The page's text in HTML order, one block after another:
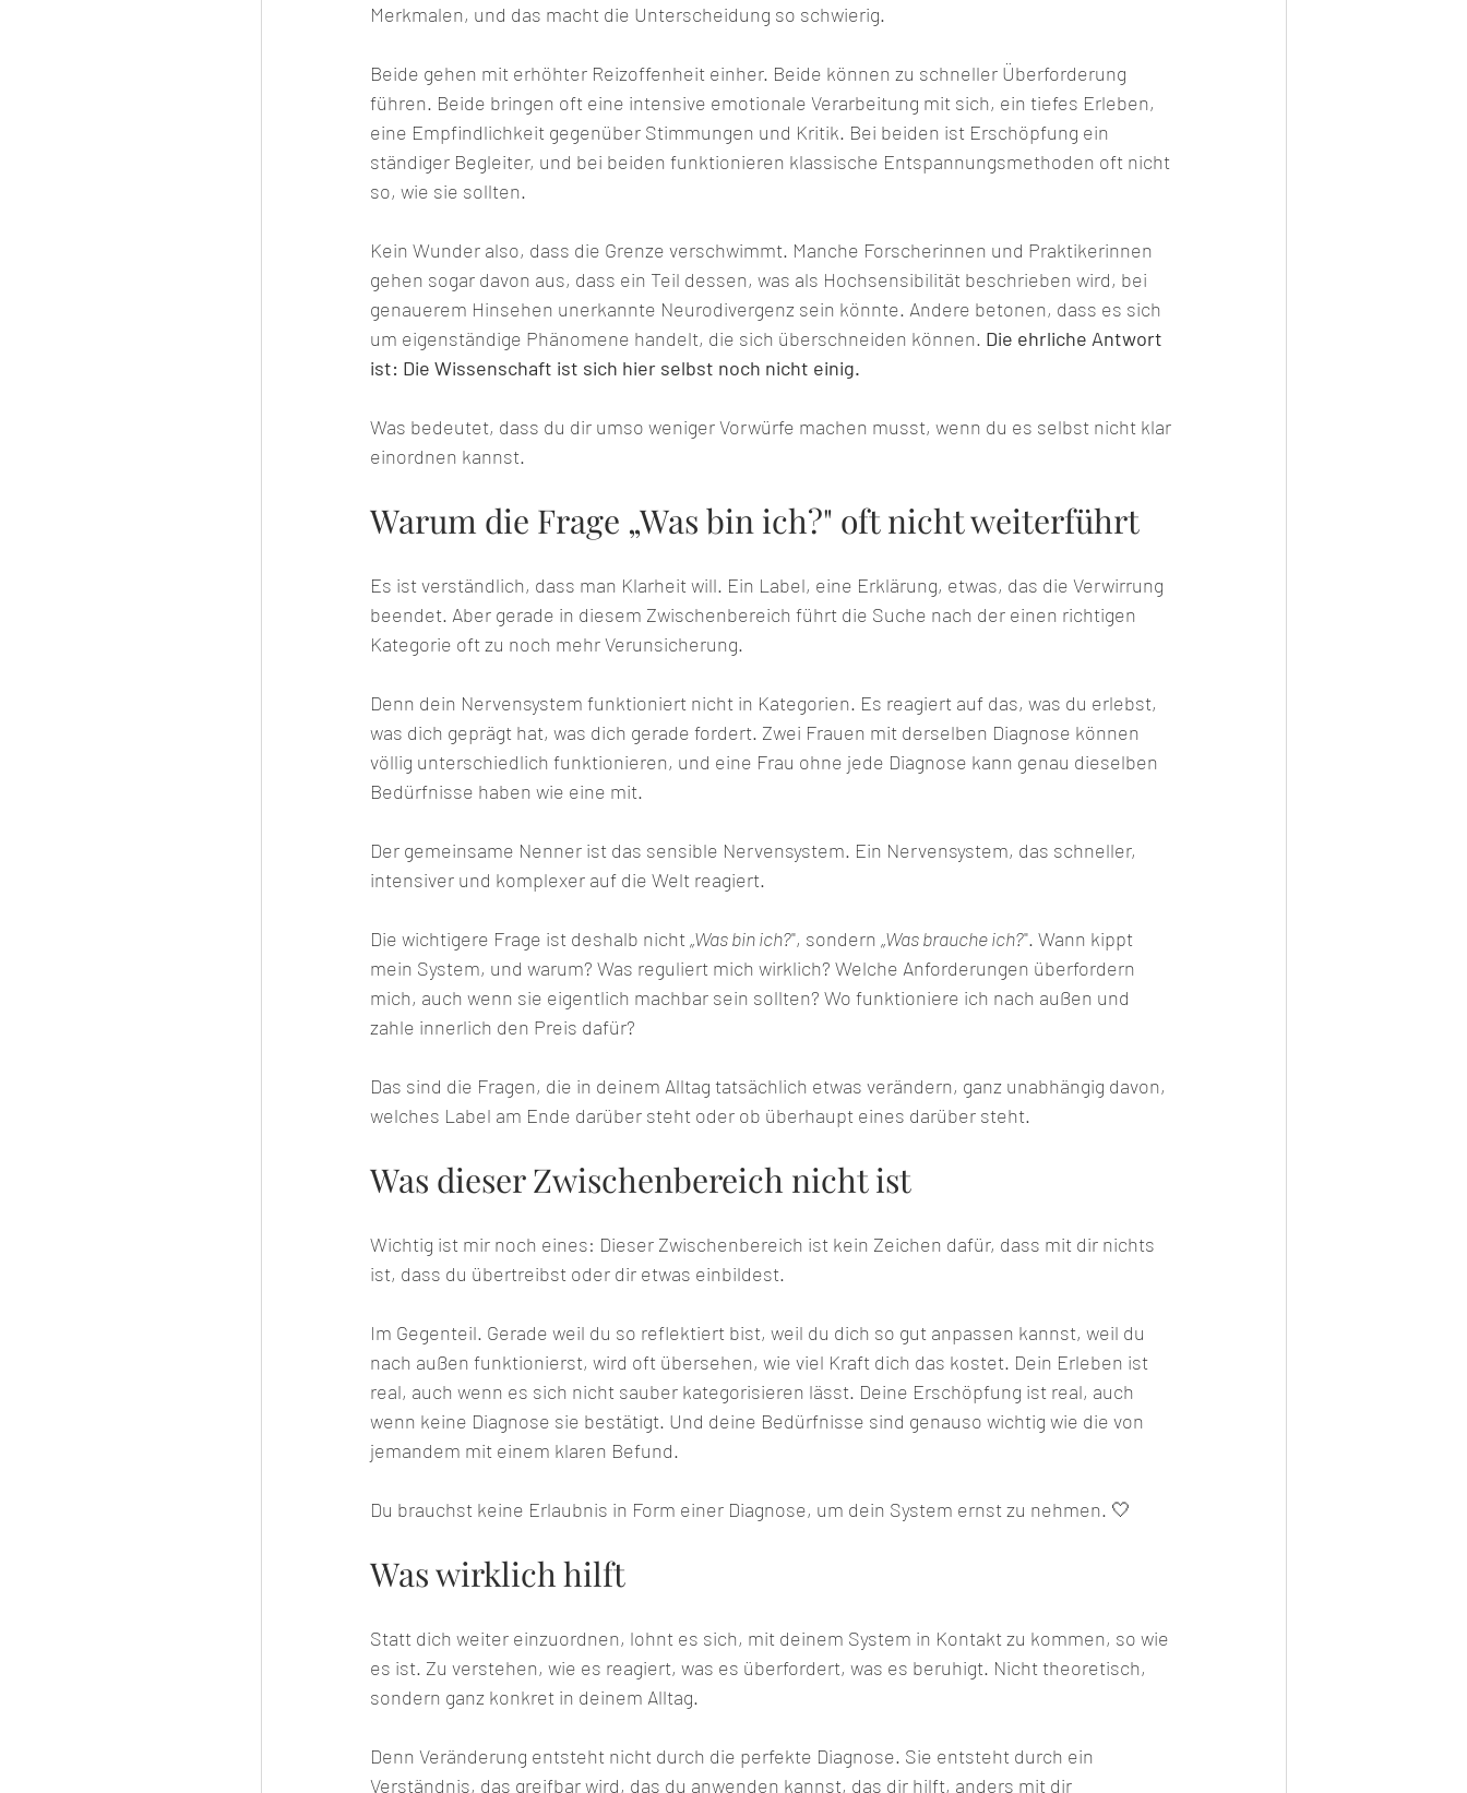
Merkmalen, und das macht die Unterscheidung so schwierig.
Beide gehen mit erhöhter Reizoffenheit einher. Beide können zu schneller Überforderung
führen. Beide bringen oft eine intensive emotionale Verarbeitung mit sich, ein tiefes Erleben,
eine Empfindlichkeit gegenüber Stimmungen und Kritik. Bei beiden ist Erschöpfung ein
ständiger Begleiter, und bei beiden funktionieren klassische Entspannungsmethoden oft nicht
so, wie sie sollten.
Kein Wunder also, dass die Grenze verschwimmt. Manche Forscherinnen und Praktikerinnen
gehen sogar davon aus, dass ein Teil dessen, was als Hochsensibilität beschrieben wird, bei
genauerem Hinsehen unerkannte Neurodivergenz sein könnte. Andere betonen, dass es sich
um eigenständige Phänomene handelt, die sich überschneiden können. Die ehrliche Antwort
ist: Die Wissenschaft ist sich hier selbst noch nicht einig.
Was bedeutet, dass du dir umso weniger Vorwürfe machen musst, wenn du es selbst nicht klar
einordnen kannst.
Warum die Frage „Was bin ich?" oft nicht weiterführt
Es ist verständlich, dass man Klarheit will. Ein Label, eine Erklärung, etwas, das die Verwirrung
beendet. Aber gerade in diesem Zwischenbereich führt die Suche nach der einen richtigen
Kategorie oft zu noch mehr Verunsicherung.
Denn dein Nervensystem funktioniert nicht in Kategorien. Es reagiert auf das, was du erlebst,
was dich geprägt hat, was dich gerade fordert. Zwei Frauen mit derselben Diagnose können
völlig unterschiedlich funktionieren, und eine Frau ohne jede Diagnose kann genau dieselben
Bedürfnisse haben wie eine mit.
Der gemeinsame Nenner ist das sensible Nervensystem. Ein Nervensystem, das schneller,
intensiver und komplexer auf die Welt reagiert.
Die wichtigere Frage ist deshalb nicht „Was bin ich?", sondern „Was brauche ich?". Wann kippt
mein System, und warum? Was reguliert mich wirklich? Welche Anforderungen überfordern
mich, auch wenn sie eigentlich machbar sein sollten? Wo funktioniere ich nach außen und
zahle innerlich den Preis dafür?
Das sind die Fragen, die in deinem Alltag tatsächlich etwas verändern, ganz unabhängig davon,
welches Label am Ende darüber steht oder ob überhaupt eines darüber steht.
Was dieser Zwischenbereich nicht ist
Wichtig ist mir noch eines: Dieser Zwischenbereich ist kein Zeichen dafür, dass mit dir nichts
ist, dass du übertreibst oder dir etwas einbildest.
Im Gegenteil. Gerade weil du so reflektiert bist, weil du dich so gut anpassen kannst, weil du
nach außen funktionierst, wird oft übersehen, wie viel Kraft dich das kostet. Dein Erleben ist
real, auch wenn es sich nicht sauber kategorisieren lässt. Deine Erschöpfung ist real, auch
wenn keine Diagnose sie bestätigt. Und deine Bedürfnisse sind genauso wichtig wie die von
jemandem mit einem klaren Befund.
Du brauchst keine Erlaubnis in Form einer Diagnose, um dein System ernst zu nehmen. 🤍
Was wirklich hilft
Statt dich weiter einzuordnen, lohnt es sich, mit deinem System in Kontakt zu kommen, so wie
es ist. Zu verstehen, wie es reagiert, was es überfordert, was es beruhigt. Nicht theoretisch,
sondern ganz konkret in deinem Alltag.
Denn Veränderung entsteht nicht durch die perfekte Diagnose. Sie entsteht durch ein
Verständnis, das greifbar wird, das du anwenden kannst, das dir hilft, anders mit dir